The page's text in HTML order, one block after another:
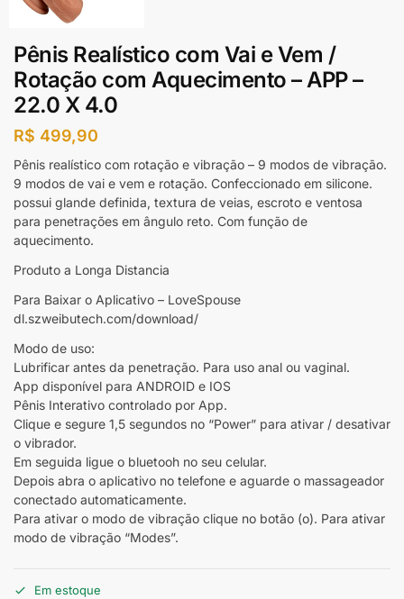
Pênis Realístico com Vai e Vem /
Rotação com Aquecimento – APP –
22.0 X 4.0
R$ 499,90
Pênis realístico com rotação e vibração – 9 modos de vibração.
9 modos de vai e vem e rotação. Confeccionado em silicone.
possui glande definida, textura de veias, escroto e ventosa
para penetrações em ângulo reto. Com função de
aquecimento.
Produto a Longa Distancia
Para Baixar o Aplicativo – LoveSpouse
dl.szweibutech.com/download/
Modo de uso:
Lubrificar antes da penetração. Para uso anal ou vaginal.
App disponível para ANDROID e IOS
Pênis Interativo controlado por App.
Clique e segure 1,5 segundos no “Power” para ativar / desativar
o vibrador.
Em seguida ligue o bluetooh no seu celular.
Depois abra o aplicativo no telefone e aguarde o massageador
conectado automaticamente.
Para ativar o modo de vibração clique no botão (o). Para ativar
modo de vibração “Modes”.
Em estoque